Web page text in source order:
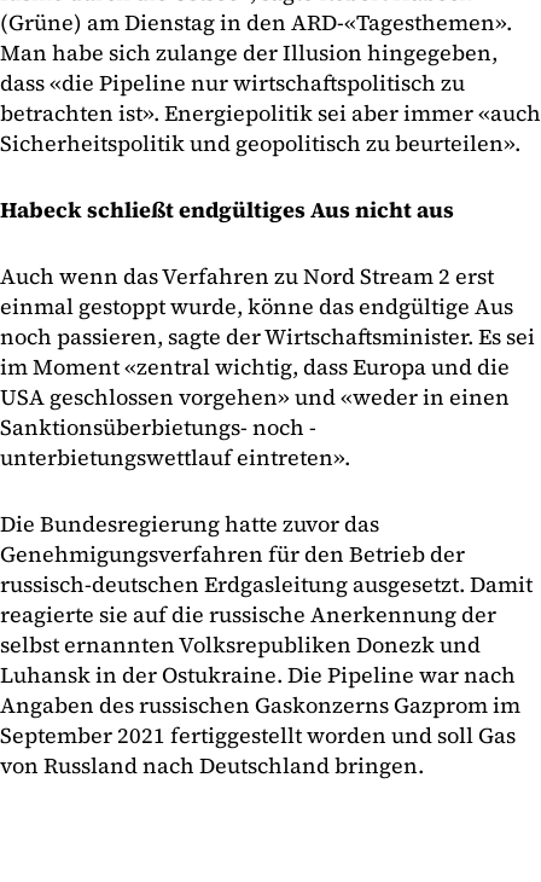
(Grüne) am Dienstag in den ARD-«Tagesthemen».
Man habe sich zulange der Illusion hingegeben,
dass «die Pipeline nur wirtschaftspolitisch zu
betrachten ist». Energiepolitik sei aber immer «auch
Sicherheitspolitik und geopolitisch zu beurteilen».
Habeck schließt endgültiges Aus nicht aus
Auch wenn das Verfahren zu Nord Stream 2 erst
einmal gestoppt wurde, könne das endgültige Aus
noch passieren, sagte der Wirtschaftsminister. Es sei
im Moment «zentral wichtig, dass Europa und die
USA geschlossen vorgehen» und «weder in einen
Sanktionsüberbietungs- noch -
unterbietungswettlauf eintreten».
Die Bundesregierung hatte zuvor das
Genehmigungsverfahren für den Betrieb der
russisch-deutschen Erdgasleitung ausgesetzt. Damit
reagierte sie auf die russische Anerkennung der
selbst ernannten Volksrepubliken Donezk und
Luhansk in der Ostukraine. Die Pipeline war nach
Angaben des russischen Gaskonzerns Gazprom im
September 2021 fertiggestellt worden und soll Gas
von Russland nach Deutschland bringen.